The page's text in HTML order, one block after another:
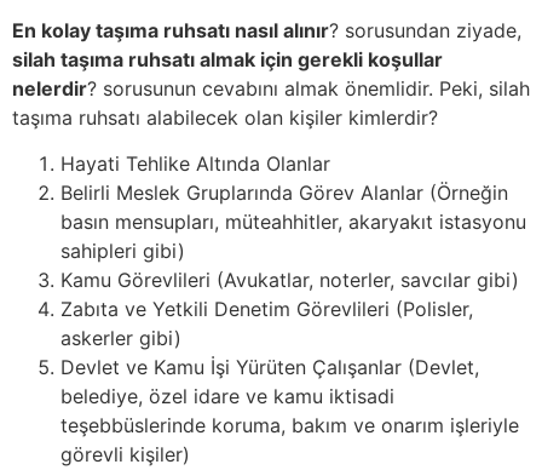
En kolay taşıma ruhsatı nasıl alınır? sorusundan ziyade,
silah taşıma ruhsatı almak için gerekli koşullar
nelerdir? sorusunun cevabını almak önemlidir. Peki, silah
taşıma ruhsatı alabilecek olan kişiler kimlerdir?
Hayati Tehlike Altında Olanlar
Belirli Meslek Gruplarında Görev Alanlar (Örneğin
basın mensupları, müteahhitler, akaryakıt istasyonu
sahipleri gibi)
Kamu Görevlileri (Avukatlar, noterler, savcılar gibi)
Zabıta ve Yetkili Denetim Görevlileri (Polisler,
askerler gibi)
Devlet ve Kamu İşi Yürüten Çalışanlar (Devlet,
belediye, özel idare ve kamu iktisadi
teşebbüslerinde koruma, bakım ve onarım işleriyle
görevli kişiler)